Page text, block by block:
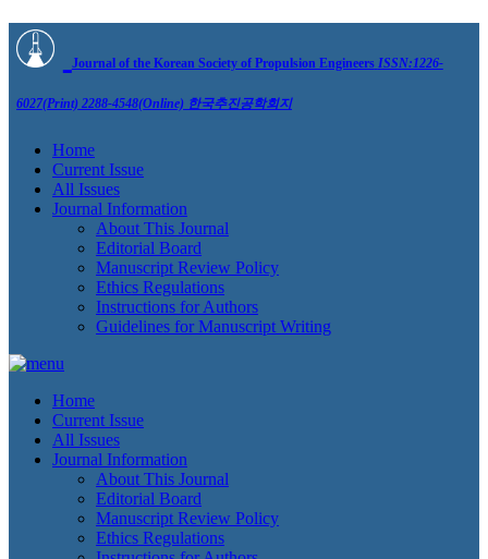
Journal of the Korean Society of Propulsion Engineers ISSN:1226-
6027(Print) 2288-4548(Online) 한국추진공학회지
Home
Current Issue
All Issues
Journal Information
About This Journal
Editorial Board
Manuscript Review Policy
Ethics Regulations
Instructions for Authors
Guidelines for Manuscript Writing
Home
Current Issue
All Issues
Journal Information
About This Journal
Editorial Board
Manuscript Review Policy
Ethics Regulations